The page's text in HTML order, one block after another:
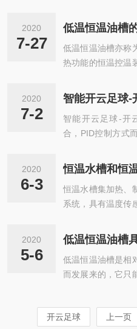
整定完成后，【AT
自整定过程中长按
节温度，使其保持
根据实验的需要从
数科学实验中*的
有人们想象的那么
用的前提下，将温
水槽的恒温槽核心
2020
7-27
低温恒温油槽
低温恒温油槽亦称
热功能的恒温控温
的介质引流出去，
用范围：对半导体
洗净转载、印刷
置、离子镀装置、
磁部分的加热装置
置、发生装置、二
槽...
2020
7-2
智能开云足球-开
合，PID控制方式
统可满足用户的不
控温精度高，在
法达到的指标，由
的液体温度更趋均
的样品容器，也可
定，操作简单，快
2020
6-3
恒温水槽集加热、
系统，具有温度传
环保、医药等部门
感器等厂家进行物
还有一款叫恒温水
但它们之间的还是
(≤0.5℃)，恒温水
温水槽增加了外循
2020
5-6
低温恒温油槽是相
而发展来的，它只
精细化工、生物工
开云足球 上一页